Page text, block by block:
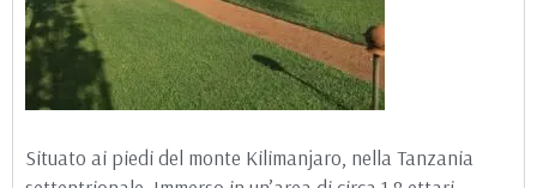
Situato ai piedi del monte Kilimanjaro, nella Tanzania